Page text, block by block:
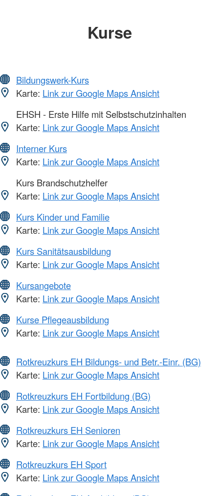
Kurse
Bildungswerk-Kurs
Karte: Link zur Google Maps Ansicht
EHSH - Erste Hilfe mit Selbstschutzinhalten
Karte: Link zur Google Maps Ansicht
Interner Kurs
Karte: Link zur Google Maps Ansicht
Kurs Brandschutzhelfer
Karte: Link zur Google Maps Ansicht
Kurs Kinder und Familie
Karte: Link zur Google Maps Ansicht
Kurs Sanitätsausbildung
Karte: Link zur Google Maps Ansicht
Kursangebote
Karte: Link zur Google Maps Ansicht
Kurse Pflegeausbildung
Karte: Link zur Google Maps Ansicht
Rotkreuzkurs EH Bildungs- und Betr.-Einr. (BG)
Karte: Link zur Google Maps Ansicht
Rotkreuzkurs EH Fortbildung (BG)
Karte: Link zur Google Maps Ansicht
Rotkreuzkurs EH Senioren
Karte: Link zur Google Maps Ansicht
Rotkreuzkurs EH Sport
Karte: Link zur Google Maps Ansicht